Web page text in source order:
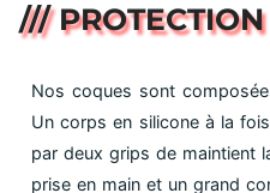
///
Nos coques sont
Un corps en silicone à la
par deux grips de maintient
prise en main et un grand